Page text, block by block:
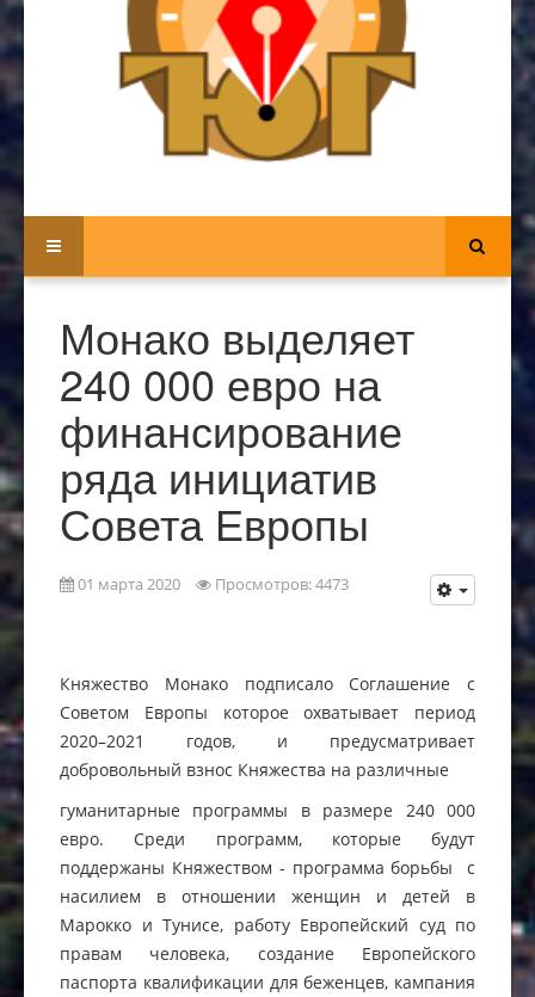
Монако выделяет
240 000 евро на
финансирование
ряда инициатив
Совета Европы
01 марта 2020 Просмотров: 4473
Княжество Монако подписало Соглашение с
Советом Европы которое охватывает период
2020–2021 годов, и предусматривает
добровольный взнос Княжества на различные
гуманитарные программы в размере 240 000
евро. Среди программ, которые будут
поддержаны Княжеством - программа борьбы с
насилием в отношении женщин и детей в
Марокко и Тунисе, работу Европейский суд по
правам человека, создание Европейского
паспорта квалификации для беженцев, кампания